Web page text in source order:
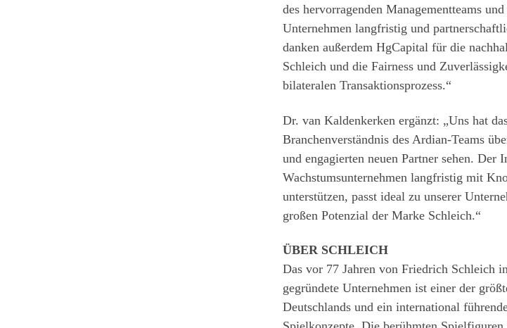
des hervorragenden Managementteams
Unternehmen langfristig und
danken außerdem HgCapital für die
Schleich und die Fairness und
bilateralen Transaktionsprozess.“
Dr. van Kaldenkerken ergänzt: „Uns hat
Branchenverständnis des Ardian-Teams
und engagierten neuen Partner sehen. Der
Wachstumsunternehmen langfristig mit
unterstützen, passt ideal zu unserer
großen Potenzial der Marke Schleich.“
ÜBER SCHLEICH
Das vor 77 Jahren von Friedrich Schleich
gegründete Unternehmen ist einer der
Deutschlands und ein international